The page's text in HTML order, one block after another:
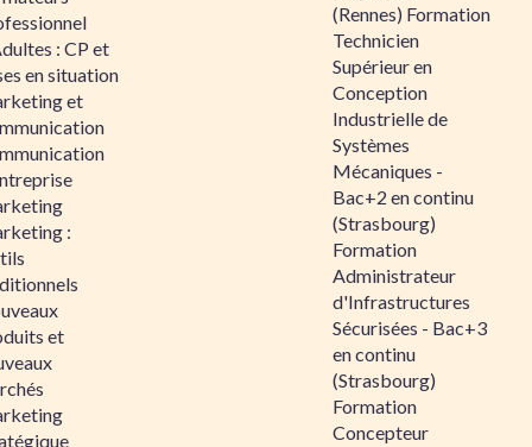
: CP et
en situation
et
:
et
(Rennes) Formation
Technicien
Supérieur en
Conception
Industrielle de
Systèmes
Mécaniques -
Bac+2 en continu
(Strasbourg)
Formation
Administrateur
d'Infrastructures
Sécurisées - Bac+3
en continu
(Strasbourg)
Formation
Concepteur